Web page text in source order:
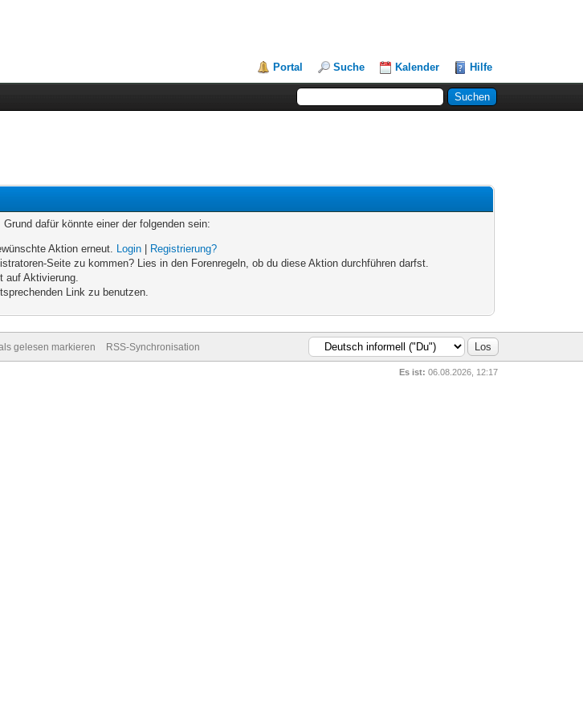
Portal Suche Kalender Hilfe
dafür könnte einer der folgenden sein:
Aktion erneut. Login
Registrierung?
Seite zu kommen? Lies in den Forenregeln, ob du diese Aktion durchführen darfst.
auf Aktivierung.
Link zu benutzen.
gelesen markieren RSS-Synchronisation
Es ist: 06.08.2026, 12:17